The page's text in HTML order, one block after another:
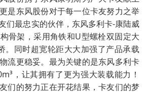
是东风股份对于每一位卡友努力之举
们最忠实的伙伴，东风多利卡-康陆威
骨架，采用角铁和U型螺栓双固定大
。同时超宽轮距大大加强了产品承载
流更稳妥。最为关键的是东风多利卡
，让其拥有了更为强大装载能力！
们的努力正在开花结果，卡友们的梦